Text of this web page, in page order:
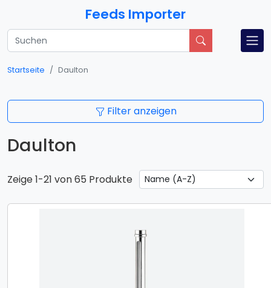
Feeds Importer
Startseite Daulton
Filter anzeigen
Daulton
Zeige 1-21 von 65 Produkte